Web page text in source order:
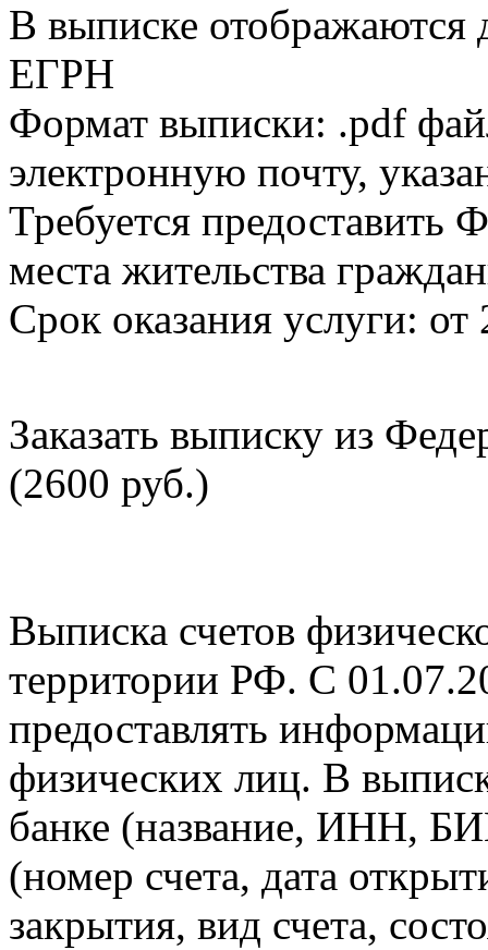
В выписке
ЕГРН
Формат выписки: .pdf
электронную почту,
Требуется
места жительства
Срок оказания услуги: от
Заказать выписку из
(2600 руб.)
Выписка счетов
территории РФ. С
предоставлять
физических лиц. В
банке (название, ИНН,
(номер счета, дата
закрытия, вид счета,